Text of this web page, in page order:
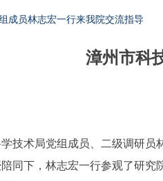
我们 新闻动态
漳州市科
技术局党组成员、二级调研
同下，林志宏一行参观了研
成员林志宏一行来我院交流指导